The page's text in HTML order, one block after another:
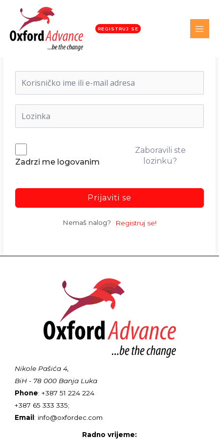
REGISTRUJ SE
Dobrodošli nazad!
Zadrzi me logovanim
Zaboravili ste
lozinku?
Prijaviti se
Nemaš nalog? Registruj se!
Nikole Pašića 4,
BiH - 78 000 Banja Luka
Phone: +387 51 224 224
+387 65 333 335;
Email: info@oxfordec.com
Radno vrijeme: